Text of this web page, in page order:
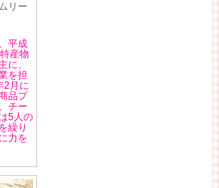
リー
平成
産物
に、
を担
2月に
品プ
チー
5人の
繰り
力を